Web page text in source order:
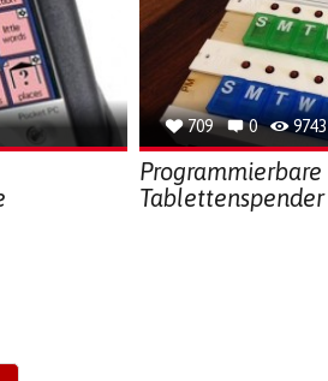
709 0 9743
Programmierbare
Tablettenspender